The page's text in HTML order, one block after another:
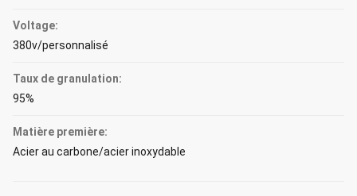
Voltage:
380v/personnalisé
Taux de granulation:
95%
Matière première:
Acier au carbone/acier inoxydable